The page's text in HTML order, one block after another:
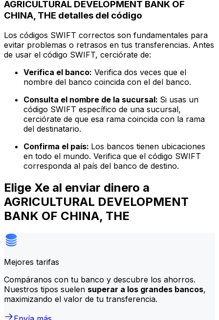
AGRICULTURAL DEVELOPMENT BANK OF
CHINA, THE detalles del código
Los códigos SWIFT correctos son fundamentales para
evitar problemas o retrasos en tus transferencias. Antes
de usar el código SWIFT, cerciórate de:
Verifica el banco: Verifica dos veces que el
nombre del banco coincida con el del banco.
Consulta el nombre de la sucursal: Si usas un
código SWIFT específico de una sucursal,
cerciórate de que esa rama coincida con la rama
del destinatario.
Confirma el país: Los bancos tienen ubicaciones
en todo el mundo. Verifica que el código SWIFT
corresponda al país del banco de destino.
Elige Xe al enviar dinero a
AGRICULTURAL DEVELOPMENT
BANK OF CHINA, THE
Mejores tarifas
Compáranos con tu banco y descubre los ahorros.
Nuestros tipos suelen superar a los grandes bancos,
maximizando el valor de tu transferencia.